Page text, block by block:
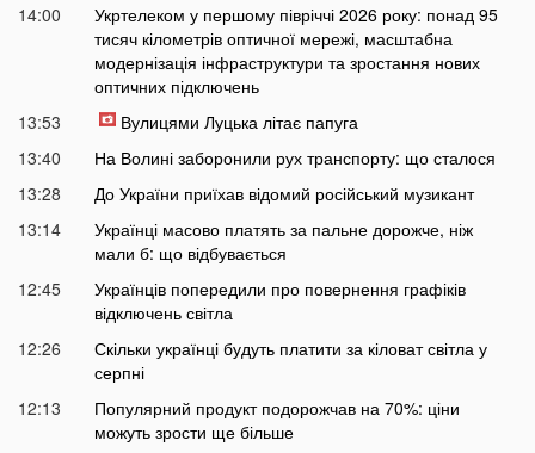
14:00
Укртелеком у першому півріччі 2026 року: понад 95
тисяч кілометрів оптичної мережі, масштабна
модернізація інфраструктури та зростання нових
оптичних підключень
13:53
Вулицями Луцька літає папуга
13:40
На Волині заборонили рух транспорту: що сталося
13:28
До України приїхав відомий російський музикант
13:14
Українці масово платять за пальне дорожче, ніж
мали б: що відбувається
12:45
Українців попередили про повернення графіків
відключень світла
12:26
Скільки українці будуть платити за кіловат світла у
серпні
12:13
Популярний продукт подорожчав на 70%: ціни
можуть зрости ще більше